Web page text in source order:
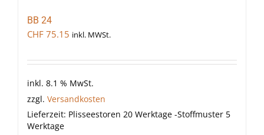
BB 24
CHF 75.15 inkl. MWSt.
inkl. 8.1 % MwSt.
zzgl. Versandkosten
Lieferzeit: Plisseestoren 20 Werktage -Stoffmuster 5
Werktage